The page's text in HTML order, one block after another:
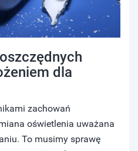
dla
zachowań
oświetlenia uważana
To musimy sprawę